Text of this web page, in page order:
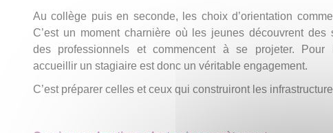
Au collège puis en seconde, les choix d’orientation
C’est un moment charnière où les jeunes découvrent des
des professionnels et commencent à se projeter. Pour
accueillir un stagiaire est donc un véritable engagement.
C’est préparer celles et ceux qui construiront les